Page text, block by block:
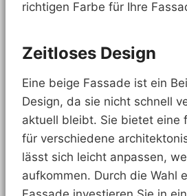
richtigen Farbe für Ihre
Zeitloses Design
Eine beige Fassade ist ein
Design, da sie nicht schnell
aktuell bleibt. Sie bietet eine
für verschiedene
lässt sich leicht anpassen,
aufkommen. Durch die Wahl